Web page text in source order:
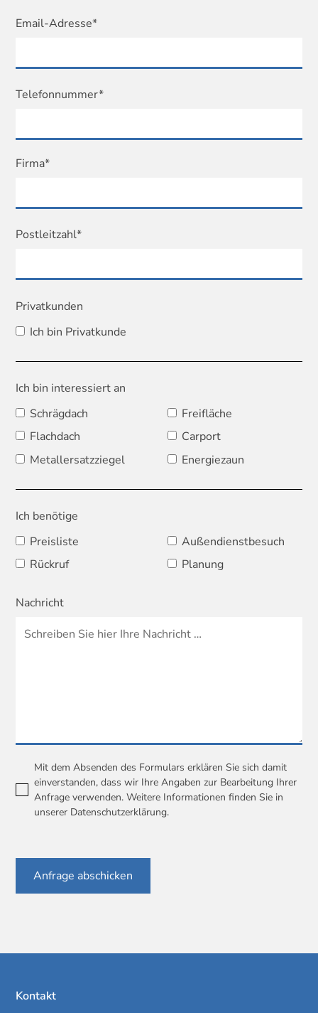
Email-Adresse*
Telefonnummer*
Firma*
Postleitzahl*
Privatkunden
Ich bin Privatkunde
Ich bin interessiert an
Schrägdach
Freifläche
Flachdach
Carport
Metallersatzziegel
Energiezaun
Ich benötige
Preisliste
Außendienstbesuch
Rückruf
Planung
Nachricht
Mit dem Absenden des Formulars erklären Sie sich damit
einverstanden, dass wir Ihre Angaben zur Bearbeitung Ihrer
Anfrage verwenden. Weitere Informationen finden Sie in
unserer Datenschutzerklärung.
Kontakt